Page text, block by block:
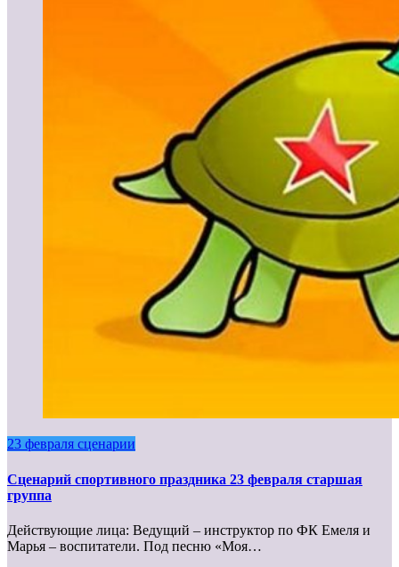
23 февраля сценарии
Сценарий спортивного праздника 23 февраля старшая
группа
Действующие лица: Ведущий – инструктор по ФК Емеля и
Марья – воспитатели. Под песню «Моя…